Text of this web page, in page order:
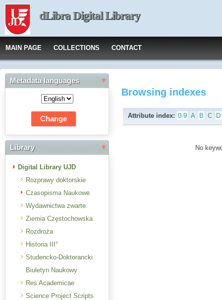
dLibra Digital Library
MAIN PAGE COLLECTIONS CONTACT
Metadata languages
Library
Digital Library UJD
Rozprawy doktorskie
Czasopisma Naukowe
Wydawnictwa zwarte
Ziemia Częstochowska
Rozdroża
Historia III°
Studencko-Doktorancki
Biuletyn Naukowy
Res Academicae
Science Project Scripts
Browsing indexes
Attribute index: 0-9 A B C D
No